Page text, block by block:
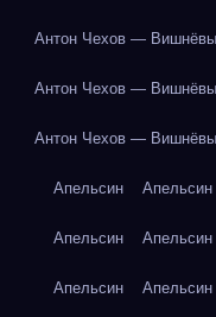
Антон Чехов —
Антон Чехов —
Антон Чехов —
Апельсин Апельсин
Апельсин Апельсин
Апельсин Апельсин